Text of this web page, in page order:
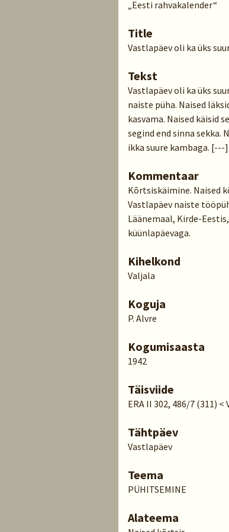
„Eesti rahvakalender“
Title
Vastlapäev oli ka üks
Tekst
Vastlapäev oli ka üks
naiste püha. Naised
kasvama. Naised käisid
segind end sinna sekka.
ikka suure kambaga. [---]
Kommentaar
Kõrtsiskäimine. Naised
Vastlapäev naiste
Läänemaal, Kirde-
küünlapäevaga.
Kihelkond
Valjala
Koguja
P. Alvre
Kogumisaasta
1942
Täisviide
ERA II 302, 486/7 (311) <
Tähtpäev
Vastlapäev
Teema
PÜHITSEMINE
Alateema